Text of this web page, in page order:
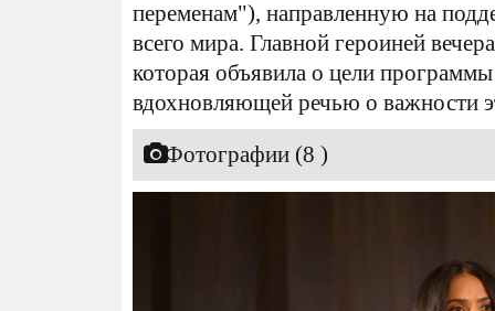
переменам"), направленную на
всего мира. Главной героиней
которая объявила о цели
вдохновляющей речью о важности
Фотографии (8 )